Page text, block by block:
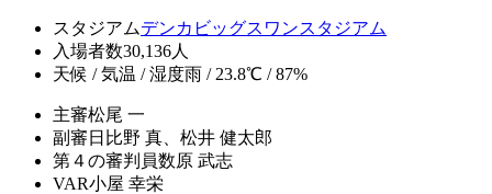
スタジアムデンカビッグスワンスタジアム
入場者数30,136人
天候 / 気温 / 湿度雨 / 23.8℃ / 87%
主審松尾 一
副審 日比野 真、松井 健太郎
第４の審判員数原 武志
VAR小屋 幸栄